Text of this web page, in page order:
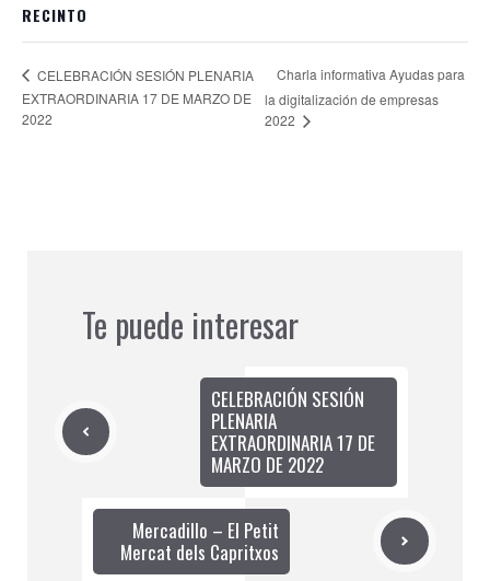
RECINTO
CELEBRACIÓN SESIÓN PLENARIA
EXTRAORDINARIA 17 DE MARZO DE
2022
Charla informativa Ayudas para
la digitalización de empresas
2022
Te puede interesar
CELEBRACIÓN SESIÓN
PLENARIA
EXTRAORDINARIA 17 DE
MARZO DE 2022
Mercadillo – El Petit
Mercat dels Capritxos